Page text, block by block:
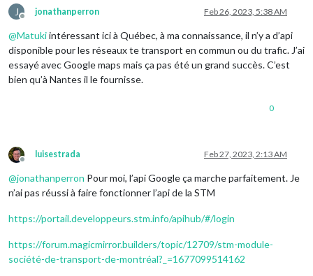
J
Offline
jonathanperron Feb 26, 2023, 5:38 AM
@Matukiintéressant ici à Québec, à ma connaissance, il n’y a d’api
disponible pour les réseaux te transport en commun ou du trafic. J’ai
essayé avec Google maps mais ça pas été un grand succès. C’est
bien qu’à Nantes il le fournisse.
0
Offline
luisestrada Feb 27, 2023, 2:13 AM
@jonathanperron Pour moi, l’api Google ça marche parfaitement. Je
n’ai pas réussi à faire fonctionner l’api de la STM
https://portail.developpeurs.stm.info/apihub/#/login
https://forum.magicmirror.builders/topic/12709/stm-module-
société-de-transport-de-montréal?_=1677099514162